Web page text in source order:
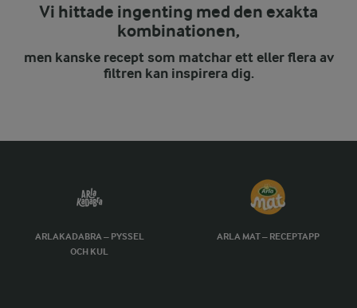
Vi hittade ingenting med den exakta
kombinationen,
men kanske recept som matchar ett eller flera av
filtren kan inspirera dig.
ARLAKADABRA – PYSSEL
OCH KUL
ARLA MAT – RECEPTAPP